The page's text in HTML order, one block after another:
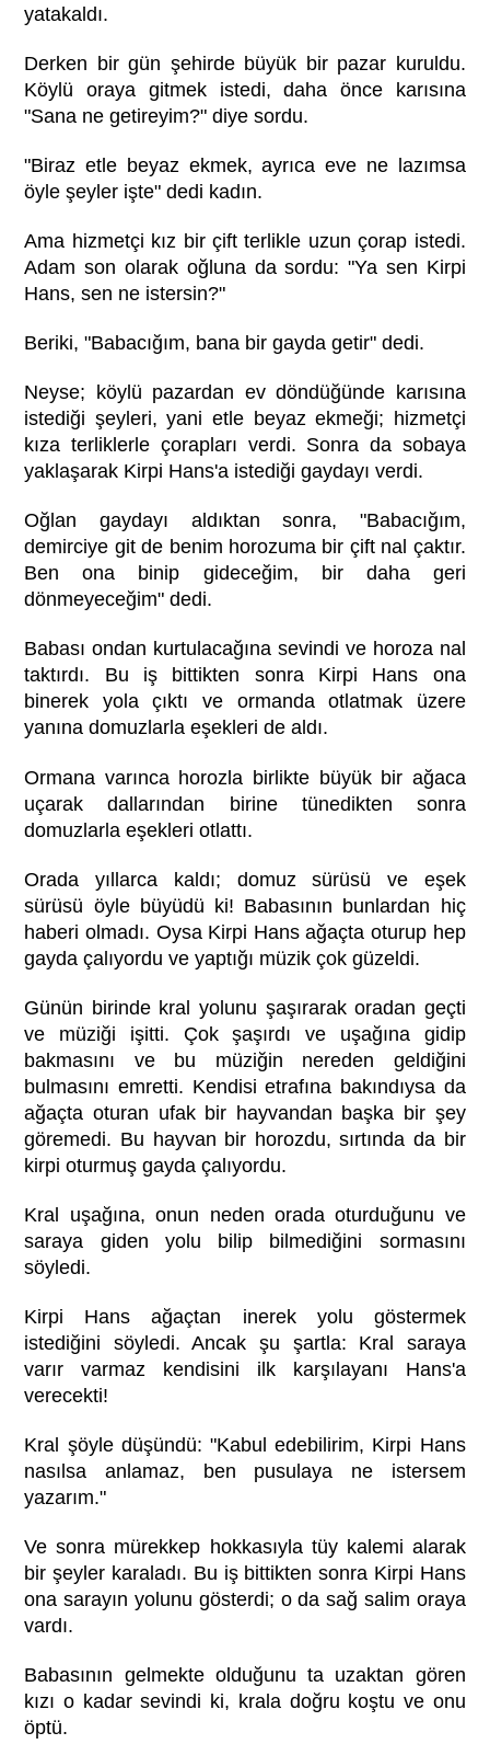
yatakaldı.
Derken bir gün şehirde büyük bir pazar kuruldu.
Köylü oraya gitmek istedi, daha önce karısına
"Sana ne getireyim?" diye sordu.
"Biraz etle beyaz ekmek, ayrıca eve ne lazımsa
öyle şeyler işte" dedi kadın.
Ama hizmetçi kız bir çift terlikle uzun çorap istedi.
Adam son olarak oğluna da sordu: "Ya sen Kirpi
Hans, sen ne istersin?"
Beriki, "Babacığım, bana bir gayda getir" dedi.
Neyse; köylü pazardan ev döndüğünde karısına
istediği şeyleri, yani etle beyaz ekmeği; hizmetçi
kıza terliklerle çorapları verdi. Sonra da sobaya
yaklaşarak Kirpi Hans'a istediği gaydayı verdi.
Oğlan gaydayı aldıktan sonra, "Babacığım,
demirciye git de benim horozuma bir çift nal çaktır.
Ben ona binip gideceğim, bir daha geri
dönmeyeceğim" dedi.
Babası ondan kurtulacağına sevindi ve horoza nal
taktırdı. Bu iş bittikten sonra Kirpi Hans ona
binerek yola çıktı ve ormanda otlatmak üzere
yanına domuzlarla eşekleri de aldı.
Ormana varınca horozla birlikte büyük bir ağaca
uçarak dallarından birine tünedikten sonra
domuzlarla eşekleri otlattı.
Orada yıllarca kaldı; domuz sürüsü ve eşek
sürüsü öyle büyüdü ki! Babasının bunlardan hiç
haberi olmadı. Oysa Kirpi Hans ağaçta oturup hep
gayda çalıyordu ve yaptığı müzik çok güzeldi.
Günün birinde kral yolunu şaşırarak oradan geçti
ve müziği işitti. Çok şaşırdı ve uşağına gidip
bakmasını ve bu müziğin nereden geldiğini
bulmasını emretti. Kendisi etrafına bakındıysa da
ağaçta oturan ufak bir hayvandan başka bir şey
göremedi. Bu hayvan bir horozdu, sırtında da bir
kirpi oturmuş gayda çalıyordu.
Kral uşağına, onun neden orada oturduğunu ve
saraya giden yolu bilip bilmediğini sormasını
söyledi.
Kirpi Hans ağaçtan inerek yolu göstermek
istediğini söyledi. Ancak şu şartla: Kral saraya
varır varmaz kendisini ilk karşılayanı Hans'a
verecekti!
Kral şöyle düşündü: "Kabul edebilirim, Kirpi Hans
nasılsa anlamaz, ben pusulaya ne istersem
yazarım."
Ve sonra mürekkep hokkasıyla tüy kalemi alarak
bir şeyler karaladı. Bu iş bittikten sonra Kirpi Hans
ona sarayın yolunu gösterdi; o da sağ salim oraya
vardı.
Babasının gelmekte olduğunu ta uzaktan gören
kızı o kadar sevindi ki, krala doğru koştu ve onu
öptü.